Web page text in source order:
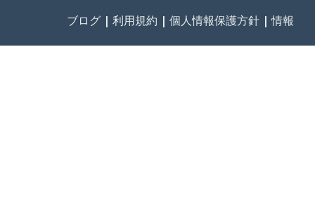
ブログ | 利用規約 | 個人情報保護方針 |情報